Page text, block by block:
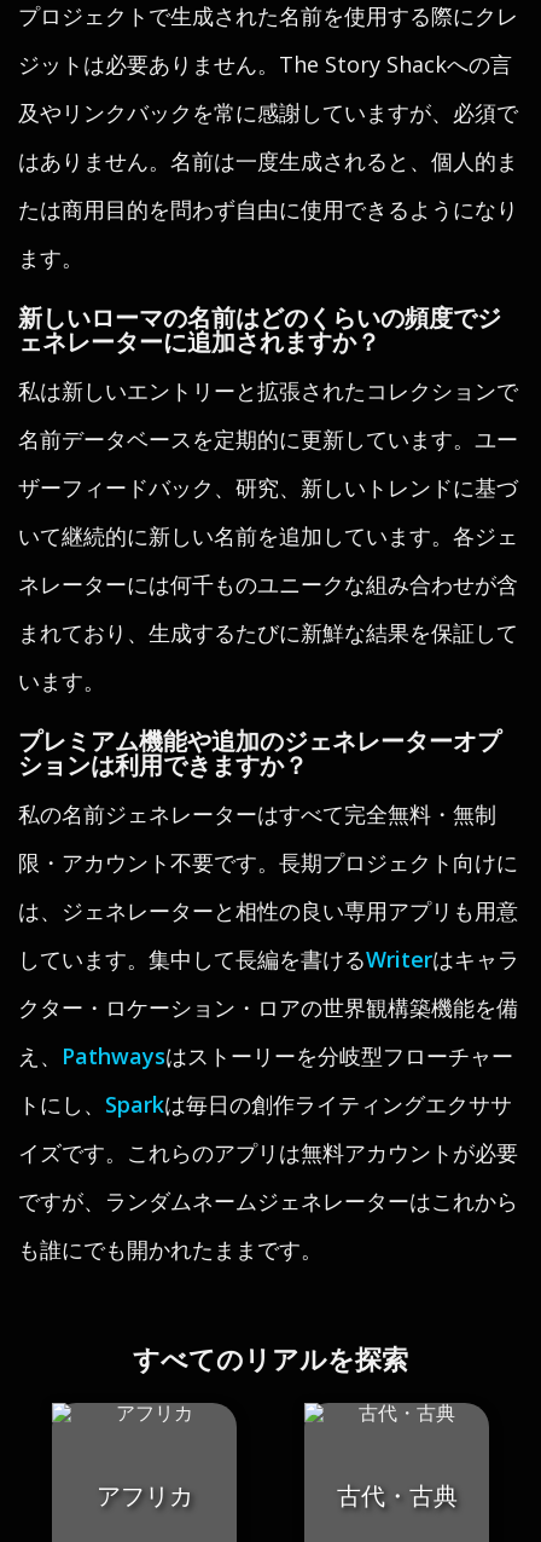
プロジェクトで生成された名前を使用する際にクレ
ジットは必要ありません。The Story Shackへの言
及やリンクバックを常に感謝していますが、必須で
はありません。名前は一度生成されると、個人的ま
たは商用目的を問わず自由に使用できるようになり
ます。
新しいローマの名前はどのくらいの頻度でジ
ェネレーターに追加されますか？
私は新しいエントリーと拡張されたコレクションで
名前データベースを定期的に更新しています。ユー
ザーフィードバック、研究、新しいトレンドに基づ
いて継続的に新しい名前を追加しています。各ジェ
ネレーターには何千ものユニークな組み合わせが含
まれており、生成するたびに新鮮な結果を保証して
います。
プレミアム機能や追加のジェネレーターオプ
ションは利用できますか？
私の名前ジェネレーターはすべて完全無料・無制
限・アカウント不要です。長期プロジェクト向けに
は、ジェネレーターと相性の良い専用アプリも用意
しています。集中して長編を書けるWriterはキャラ
クター・ロケーション・ロアの世界観構築機能を備
え、 Pathwaysはストーリーを分岐型フローチャー
トにし、 Sparkは毎日の創作ライティングエクササ
イズです。これらのアプリは無料アカウントが必要
ですが、ランダムネームジェネレーターはこれから
も誰にでも開かれたままです。
すべてのリアルを探索
アフリカ 古代・古典